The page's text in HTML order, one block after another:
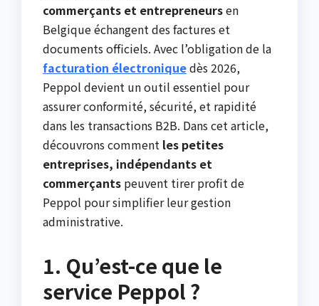
commerçants et entrepreneursen
Belgique échangent des factures et
documents officiels. Avec l’obligation de la
facturation électroniquedès 2026,
Peppol devient un outil essentiel pour
assurer conformité, sécurité, et rapidité
dans les transactions B2B. Dans cet article,
découvrons comment les petites
entreprises, indépendants et
commerçants peuvent tirer profit de
Peppol pour simplifier leur gestion
administrative.
1. Qu’est-ce que le
service Peppol ?